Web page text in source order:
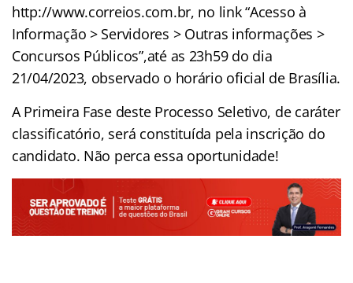
http://www.correios.com.br, no link “Acesso à
Informação > Servidores > Outras informações >
Concursos Públicos”,até as 23h59 do dia
21/04/2023, observado o horário oficial de Brasília.
A Primeira Fase deste Processo Seletivo, de caráter
classificatório, será constituída pela inscrição do
candidato. Não perca essa oportunidade!